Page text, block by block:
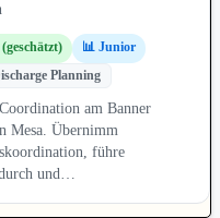
📊 Junior
Planning
am Banner
Mesa. Übernimm
führe
und…